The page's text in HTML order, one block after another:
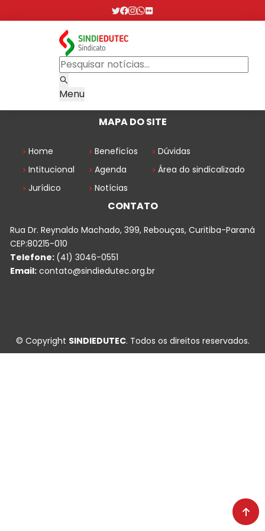
Menu
MAPA DO SITE
Home
Intitucional
Jurídico
Beneficíos
Agenda
Notícias
Dúvidas
Área do sindicalizado
CONTATO
Rua Dr. Reynaldo Machado, 399, Rebouças, Curitiba-Paraná
CEP:80215-010
Telefone: (41) 3046-0551
Email: contato@sindiedutec.org.br
© Copyright SINDIEDUTEC. Todos os direitos reservados.